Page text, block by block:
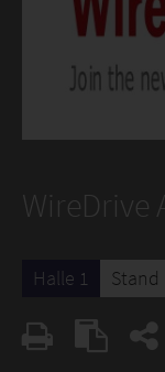
WireDrive
Halle 1 Stand